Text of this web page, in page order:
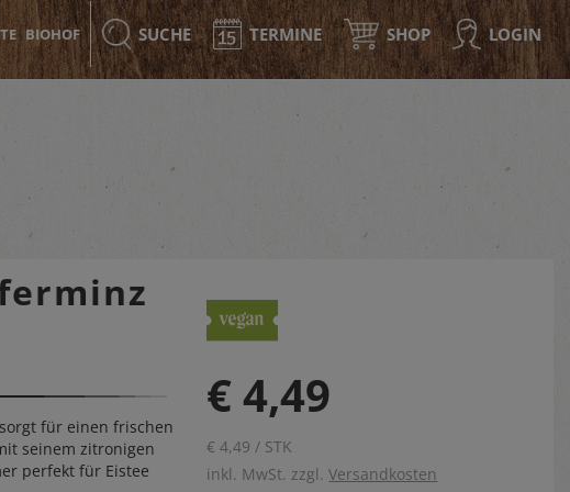
BIOHOF SUCHE TERMINE SHOP LOGIN
für einen frischen
seinem zitronigen
perfekt für Eistee
€ 4,49
€ 4,49 / STK
inkl. MwSt. zzgl.Versandkosten